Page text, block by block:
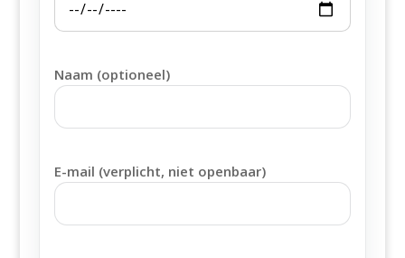
Naam (optioneel)
E-mail (verplicht, niet openbaar)